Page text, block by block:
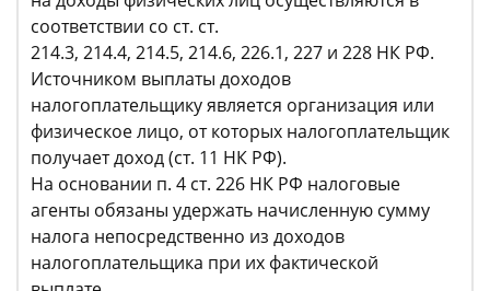
соответствии со ст. ст.
214.3, 214.4, 214.5, 214.6, 226.1, 227 и 228 НК РФ.
Источником выплаты доходов
налогоплательщику является организация или
физическое лицо, от которых налогоплательщик
получает доход (ст. 11 НК РФ).
На основании п. 4 ст. 226 НК РФ налоговые
агенты обязаны удержать начисленную сумму
налога непосредственно из доходов
налогоплательщика при их фактической